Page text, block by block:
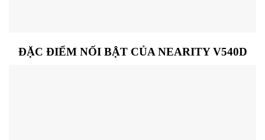
ĐẶC ĐIỂM NỐI BẬT CỦA NEARITY V540D